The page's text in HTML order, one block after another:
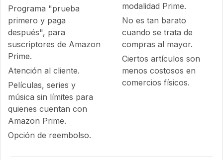
Programa "prueba
primero y paga
después", para
suscriptores de Amazon
Prime.
Atención al cliente.
Películas, series y
música sin límites para
quienes cuentan con
Amazon Prime.
Opción de reembolso.
modalidad Prime.
No es tan barato
cuando se trata de
compras al mayor.
Ciertos artículos son
menos costosos en
comercios físicos.